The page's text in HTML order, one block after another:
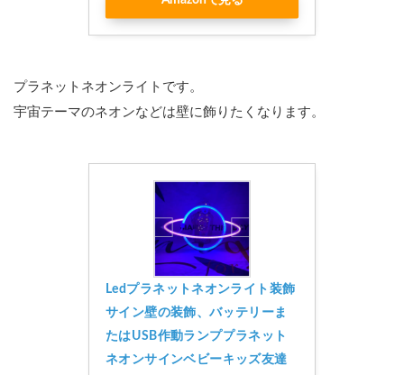
プラネットネオンライトです。
宇宙テーマのネオンなどは壁に飾りたくなります。
Ledプラネットネオンライト装飾
サイン壁の装飾、バッテリーま
たはUSB作動ランププラネット
ネオンサインベビーキッズ友達